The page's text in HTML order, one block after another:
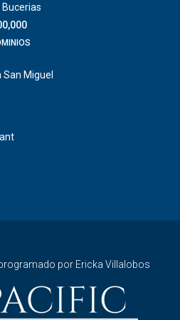
Bucerias
San Miguel
por Ericka Villalobos